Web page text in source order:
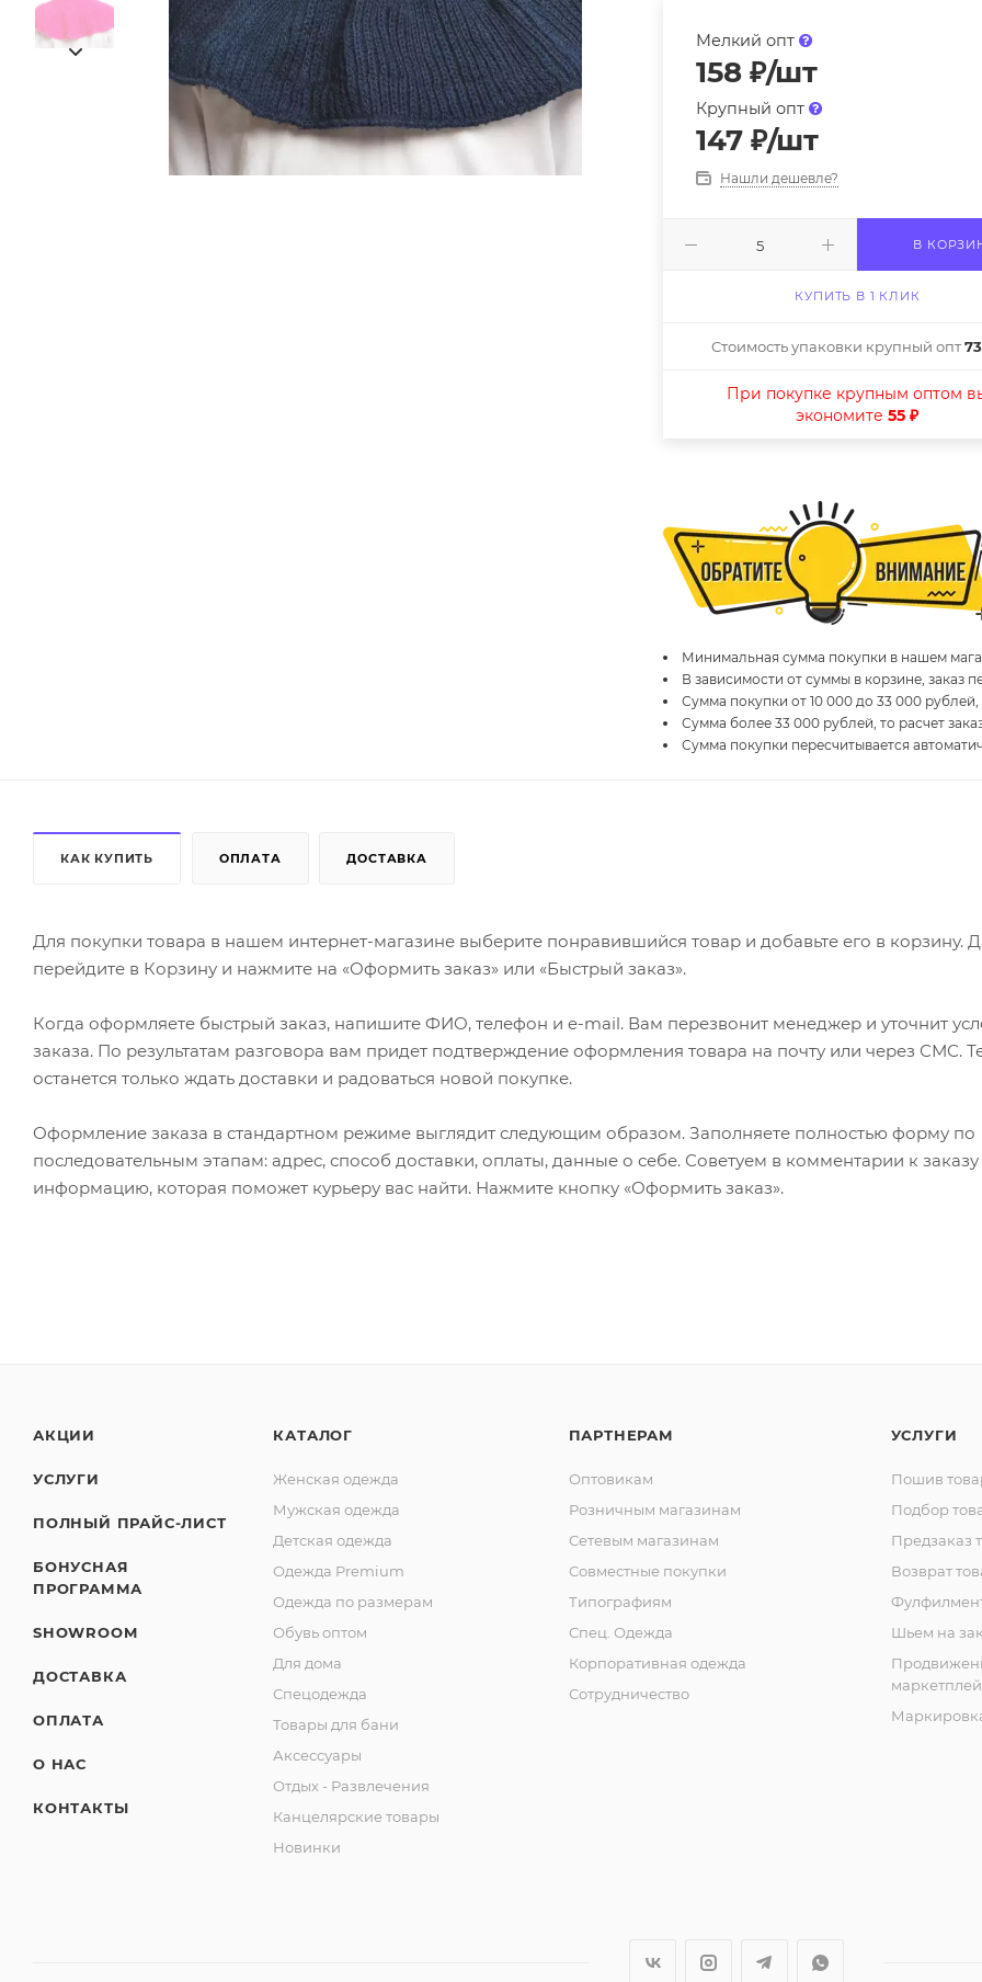
Мелкий опт
158 ₽/шт
Крупный опт
147 ₽/шт
Нашли дешевле?
В
КУПИТЬ В 1 КЛИК
Стоимость упаковки крупный опт
При покупке крупным оптом
экономите55 ₽
Минимальная сумма покупки в нашем
В зависимости от суммы в корзине, заказ
Сумма покупки от 10 000 до 33 000 рублей,
Сумма более 33 000 рублей, то расчет
Сумма покупки пересчитывается
КАК КУПИТЬ ОПЛАТА ДОСТАВКА
Для покупки товара в нашем интернет-магазине выберите понравившийся товар и добавьте его в корзину.
перейдите в Корзину и нажмите на «Оформить заказ» или «Быстрый заказ».
Когда оформляете быстрый заказ, напишите ФИО, телефон и e-mail. Вам перезвонит менеджер и уточнит
заказа. По результатам разговора вам придет подтверждение оформления товара на почту или через СМС.
останется только ждать доставки и радоваться новой покупке.
Оформление заказа в стандартном режиме выглядит следующим образом. Заполняете полностью форму по
последовательным этапам: адрес, способ доставки, оплаты, данные о себе. Советуем в комментарии к заказу
информацию, которая поможет курьеру вас найти. Нажмите кнопку «Оформить заказ».
АКЦИИ
УСЛУГИ
ПОЛНЫЙ ПРАЙС-ЛИСТ
БОНУСНАЯ
ПРОГРАММА
SHOWROOM
ДОСТАВКА
ОПЛАТА
О НАС
КОНТАКТЫ
КАТАЛОГ
Женская одежда
Мужская одежда
Детская одежда
Одежда Premium
Одежда по размерам
Обувь оптом
Для дома
Спецодежда
Товары для бани
Аксессуары
Отдых - Развлечения
Канцелярские товары
Новинки
ПАРТНЕРАМ
Оптовикам
Розничным магазинам
Сетевым магазинам
Совместные покупки
Типографиям
Спец. Одежда
Корпоративная одежда
Сотрудничество
УСЛУГИ
Пошив
Подбор
Предзаказ
Возврат
Шьем на